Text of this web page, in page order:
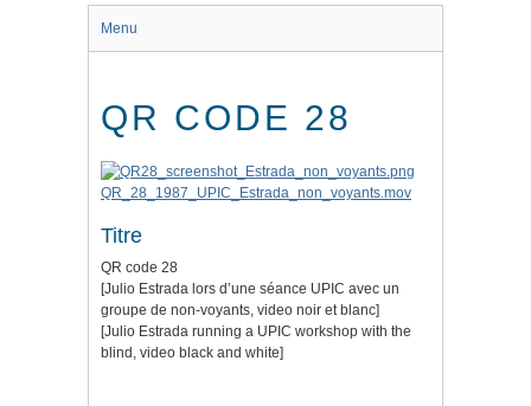
Menu
QR CODE 28
QR_28_1987_UPIC_Estrada_non_voyants.mov
Titre
QR code 28
[Julio Estrada lors d’une séance UPIC avec un
groupe de non-voyants, video noir et blanc]
[Julio Estrada running a UPIC workshop with the
blind, video black and white]